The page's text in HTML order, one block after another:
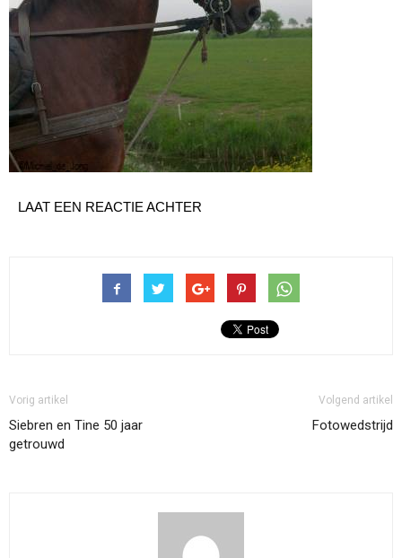
LAAT EEN REACTIE ACHTER
Vorig artikel
Siebren en Tine 50 jaar
getrouwd
Volgend artikel
Fotowedstrijd